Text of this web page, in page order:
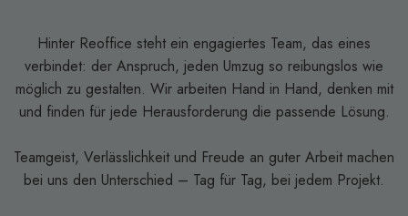
Hinter Reoffice steht ein engagiertes Team, das eines
verbindet: der Anspruch, jeden Umzug so reibungslos wie
möglich zu gestalten. Wir arbeiten Hand in Hand, denken mit
und finden für jede Herausforderung die passende Lösung.
Teamgeist, Verlässlichkeit und Freude an guter Arbeit machen
bei uns den Unterschied – Tag für Tag, bei jedem Projekt.